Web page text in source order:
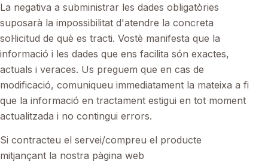
La negativa a subministrar les dades obligatòries
suposarà la impossibilitat d'atendre la concreta
sol·licitud de què es tracti. Vostè manifesta que la
informació i les dades que ens facilita són exactes,
actuals i veraces. Us preguem que en cas de
modificació, comuniqueu immediatament la mateixa a fi
que la informació en tractament estigui en tot moment
actualitzada i no contingui errors.
Si contracteu el servei/compreu el producte
mitjançant la nostra pàgina web